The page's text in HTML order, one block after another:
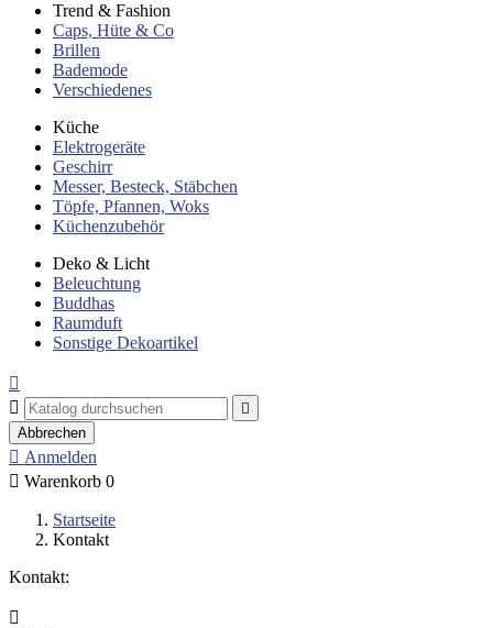
Trend & Fashion
Caps, Hüte & Co
Brillen
Bademode
Verschiedenes
Küche
Elektrogeräte
Geschirr
Messer, Besteck, Stäbchen
Töpfe, Pfannen, Woks
Küchenzubehör
Deko & Licht
Beleuchtung
Buddhas
Raumduft
Sonstige Dekoartikel



Abbrechen
 Anmelden
 Warenkorb 0
Startseite
Kontakt
Kontakt:
